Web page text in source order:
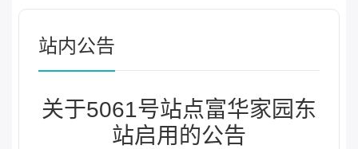
站内公告
关于5061号站点富华家园东
站启用的公告